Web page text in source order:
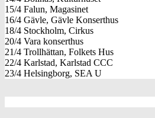
15/4 Falun, Magasinet
16/4 Gävle, Gävle Konserthus
18/4 Stockholm, Cirkus
20/4 Vara konserthus
21/4 Trollhättan, Folkets Hus
22/4 Karlstad, Karlstad CCC
23/4 Helsingborg, SEA U